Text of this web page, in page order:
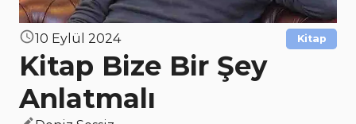
10 Eylül 2024 Kitap
Kitap Bize Bir Şey
Anlatmalı